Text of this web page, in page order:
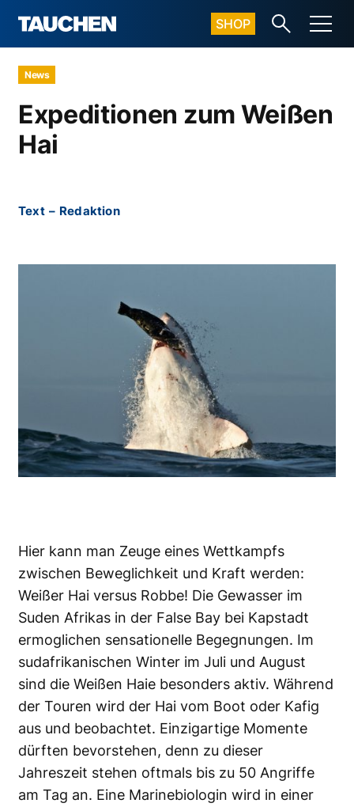
SHOP
News
Expeditionen zum Weißen
Hai
Text – Redaktion
Hier kann man Zeuge eines Wettkampfs
zwischen Beweglichkeit und Kraft werden:
Weißer Hai versus Robbe! Die Gewasser im
Suden Afrikas in der False Bay bei Kapstadt
ermoglichen sensationelle Begegnungen. Im
sudafrikanischen Winter im Juli und August
sind die Weißen Haie besonders aktiv. Während
der Touren wird der Hai vom Boot oder Kafig
aus und beobachtet. Einzigartige Momente
dürften bevorstehen, denn zu dieser
Jahreszeit stehen oftmals bis zu 50 Angriffe
am Tag an. Eine Marinebiologin wird in einer